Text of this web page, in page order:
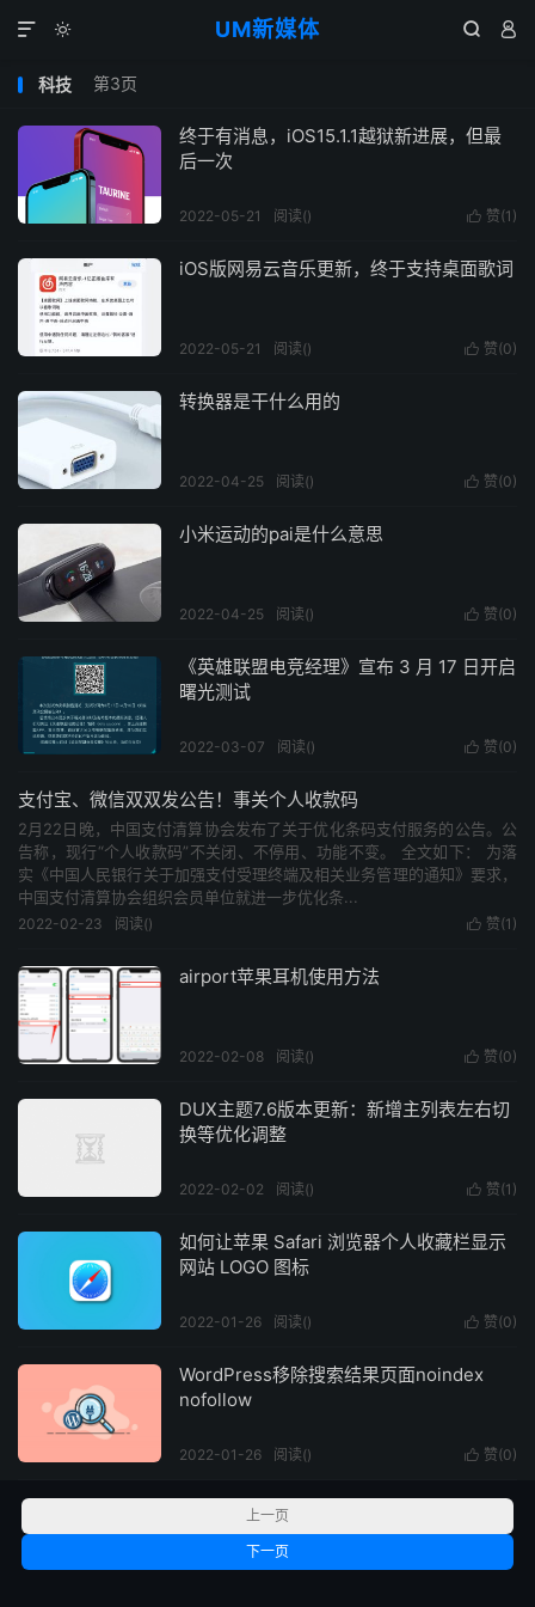
UM新媒体
  

科技 第3页
终于有消息，iOS15.1.1越狱新进展，但最
后一次
 赞(1 )
2022-05-21 阅读()
iOS版网易云音乐更新，终于支持桌面歌词
 赞(0)
2022-05-21 阅读()
转换器是干什么用的
 赞(0)
2022-04-25 阅读()
小米运动的pai是什么意思
 赞(0)
2022-04-25 阅读()
《英雄联盟电竞经理》宣布 3 月 17 日开启
曙光测试
 赞(0)
2022-03-07 阅读()
支付宝、微信双双发公告！事关个人收款码
2月22日晚，中国支付清算协会发布了关于优化条码支付服务的公告。公
告称，现行“个人收款码”不关闭、不停用、功能不变。 全文如下： 为落
实《中国人民银行关于加强支付受理终端及相关业务管理的通知》要求，
中国支付清算协会组织会员单位就进一步优化条...
 赞(1 )
2022-02-23 阅读()
airport苹果耳机使用方法
 赞(0)
2022-02-08 阅读()
DUX主题7.6版本更新：新增主列表左右切
换等优化调整
 赞(1 )
2022-02-02 阅读()
如何让苹果 Safari 浏览器个人收藏栏显示
网站 LOGO 图标
 赞(0)
2022-01-26 阅读()
WordPress移除搜索结果页面noindex
nofollow
 赞(0)
2022-01-26 阅读()
上一页
下一页